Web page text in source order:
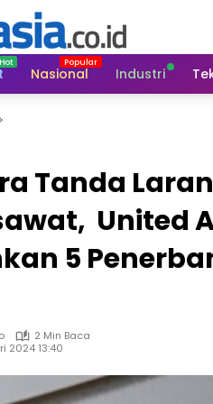
Nasional Industri
Tanda
United
5
2 Min Baca
2024 13:40